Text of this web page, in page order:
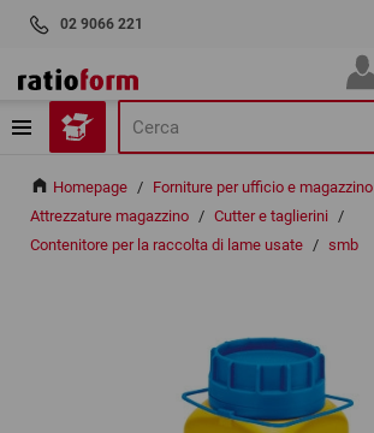
02 9066 221
Homepage / Forniture per ufficio e magazzino
Attrezzature magazzino / Cutter e taglierini /
Contenitore per la raccolta di lame usate / smb